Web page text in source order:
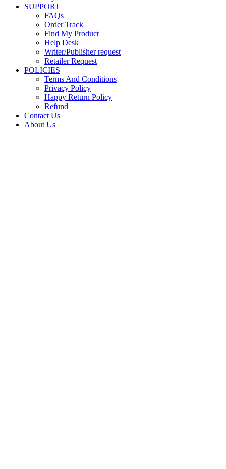
SUPPORT
FAQs
Order Track
Find My Product
Help Desk
Writer/Publisher request
Retailer Request
POLICIES
Terms And Conditions
Privacy Policy
Happy Return Policy
Refund
Contact Us
About Us